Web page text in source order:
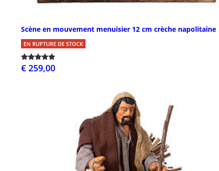
Scène en mouvement menuisier 12 cm crèche napolitaine
EN RUPTURE DE STOCK
€ 259,00